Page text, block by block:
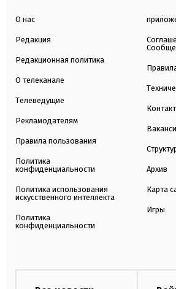
О нас
Редакция
Редакционная политика
О телеканале
Телеведущие
Рекламодателям
Правила пользования
Политика
конфиденциальности
Политика использования
искусственного интеллекта
Политика
конфиденциальности
Архив
Карта
Игры